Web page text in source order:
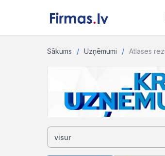
Sākums Uzņēmumi Atlases